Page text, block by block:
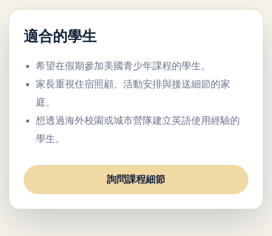
適合的學生
希望在假期參加美國青少年課程的學生。
家長重視住宿照顧、活動安排與接送細節的家
庭。
想透過海外校園或城市營隊建立英語使用經驗的
學生。
詢問課程細節